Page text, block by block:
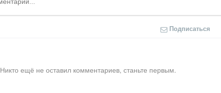
Подписаться
Никто ещё не оставил комментариев, станьте первым.